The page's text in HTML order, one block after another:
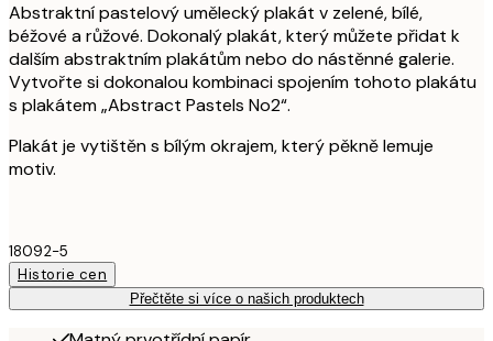
Abstraktní pastelový umělecký plakát v zelené, bílé,
béžové a růžové. Dokonalý plakát, který můžete přidat k
dalším abstraktním plakátům nebo do nástěnné galerie.
Vytvořte si dokonalou kombinaci spojením tohoto plakátu
s plakátem „Abstract Pastels No2“.
Plakát je vytištěn s bílým okrajem, který pěkně lemuje
motiv.
18092-5
Historie cen
Přečtěte si více o našich produktech